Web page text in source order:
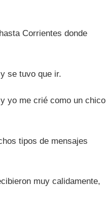
Corrientes donde
se tuvo que ir.
yo me crié como un chico
tipos de mensajes
muy calidamente,